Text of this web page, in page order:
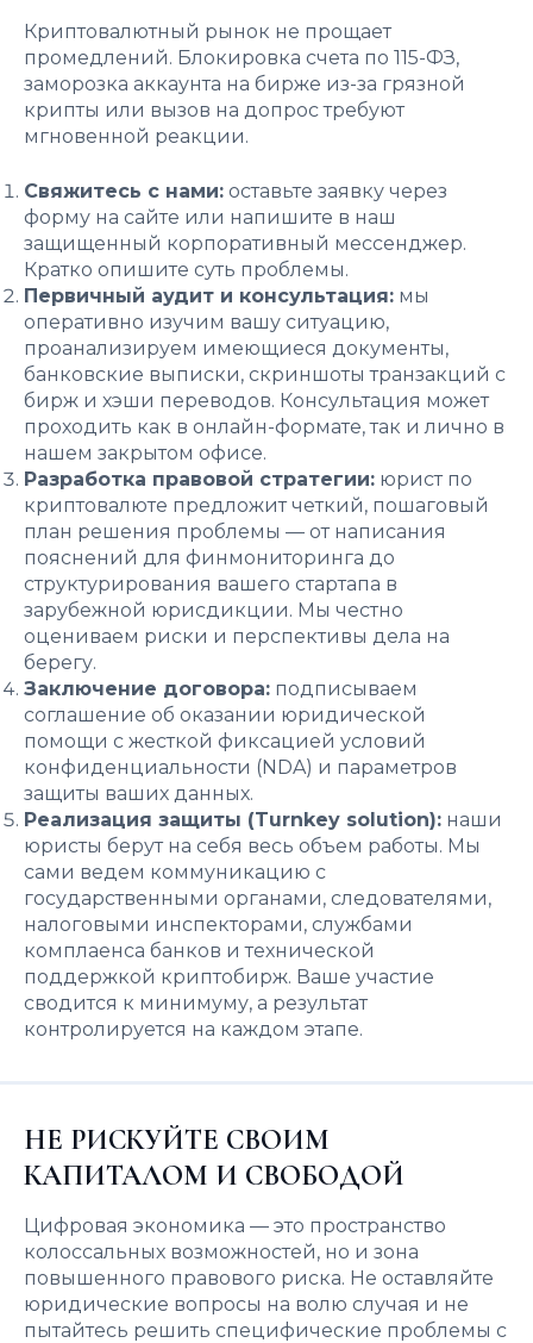
Криптовалютный рынок не прощает
промедлений. Блокировка счета по 115-ФЗ,
заморозка аккаунта на бирже из-за грязной
крипты или вызов на допрос требуют
мгновенной реакции.
Свяжитесь с нами: оставьте заявку через
форму на сайте или напишите в наш
защищенный корпоративный мессенджер.
Кратко опишите суть проблемы.
Первичный аудит и консультация: мы
оперативно изучим вашу ситуацию,
проанализируем имеющиеся документы,
банковские выписки, скриншоты транзакций с
бирж и хэши переводов. Консультация может
проходить как в онлайн-формате, так и лично в
нашем закрытом офисе.
Разработка правовой стратегии: юрист по
криптовалюте предложит четкий, пошаговый
план решения проблемы — от написания
пояснений для финмониторинга до
структурирования вашего стартапа в
зарубежной юрисдикции. Мы честно
оцениваем риски и перспективы дела на
берегу.
Заключение договора: подписываем
соглашение об оказании юридической
помощи с жесткой фиксацией условий
конфиденциальности (NDA) и параметров
защиты ваших данных.
Реализация защиты (Turnkey solution): наши
юристы берут на себя весь объем работы. Мы
сами ведем коммуникацию с
государственными органами, следователями,
налоговыми инспекторами, службами
комплаенса банков и технической
поддержкой криптобирж. Ваше участие
сводится к минимуму, а результат
контролируется на каждом этапе.
НЕ РИСКУЙТЕ СВОИМ
КАПИТАЛОМ И СВОБОДОЙ
Цифровая экономика — это пространство
колоссальных возможностей, но и зона
повышенного правового риска. Не оставляйте
юридические вопросы на волю случая и не
пытайтесь решить специфические проблемы с